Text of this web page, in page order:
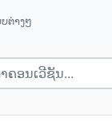
ຕ່າງໆ